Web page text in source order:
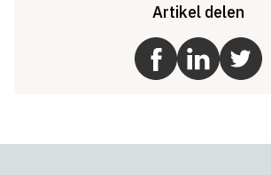
Artikel delen